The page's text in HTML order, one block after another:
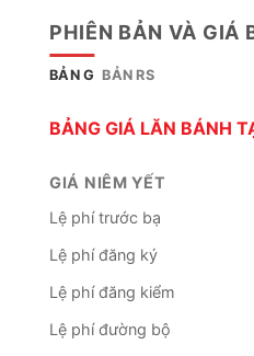
PHIÊN BẢN VÀ GIÁ
BẢN G BẢN RS
BẢNG GIÁ LĂN BÁNH
GIÁ NIÊM YẾT
Lệ phí trước bạ
Lệ phí đăng ký
Lệ phí đăng kiểm
Lệ phí đường bộ